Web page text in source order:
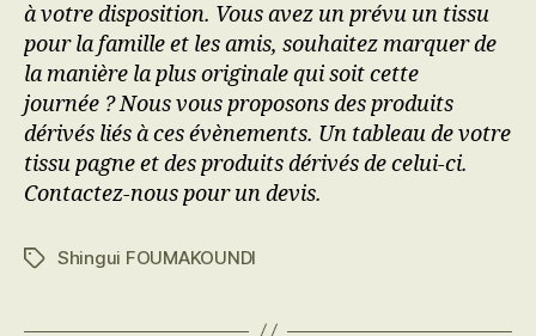
à votre disposition. Vous avez un prévu un tissu
pour la famille et les amis, souhaitez marquer de
la manière la plus originale qui soit cette
journée ? Nous vous proposons des produits
dérivés liés à ces évènements. Un tableau de votre
tissu pagne et des produits dérivés de celui-ci.
Contactez-nous pour un devis.
Étiquettes
Shingui FOUMAKOUNDI